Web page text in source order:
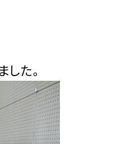
た。